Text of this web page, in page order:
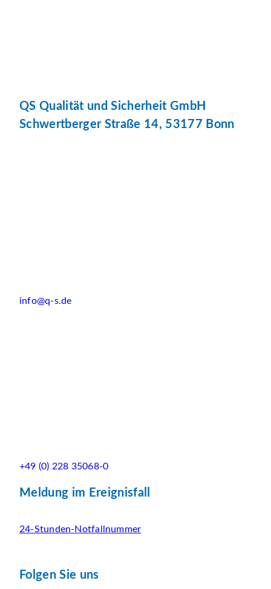
QS Qualität und Sicherheit GmbH
Schwertberger Straße 14, 53177 Bonn
info@q-s.de
+49 (0) 228 35068-0
Meldung im Ereignisfall
24-Stunden-Notfallnummer
Folgen Sie uns